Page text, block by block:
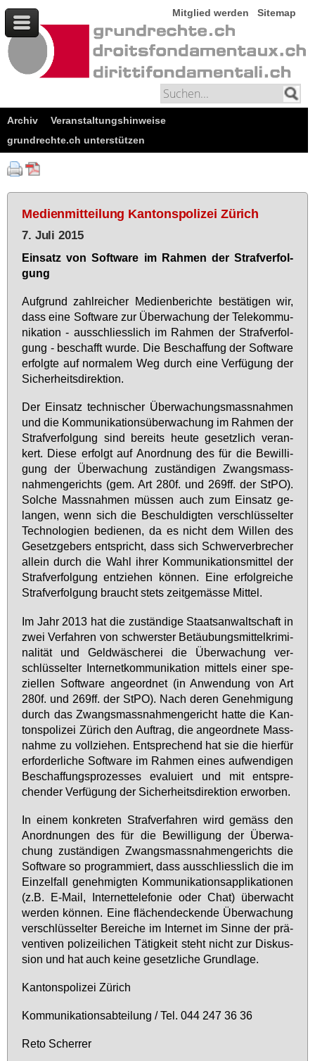
Mitglied werden Sitemap
Archiv
Veranstaltungshinweise
grundrechte.ch unterstützen
Medienmitteilung Kantonspolizei Zürich
7. Juli 2015
Ein­satz von Soft­ware im Rah­men der Straf­ver­fol­
gung
Auf­grund zahl­rei­cher Me­di­en­be­rich­te be­stä­ti­gen wir,
dass ei­ne Soft­ware zur Über­wa­chung der Te­le­kom­mu­
ni­ka­ti­on - aus­schliess­lich im Rah­men der Straf­ver­fol­
gung - be­schafft wur­de. Die Be­schaf­fung der Soft­ware
er­folg­te auf nor­ma­lem Weg durch ei­ne Ver­fü­gung der
Si­cher­heits­di­rek­ti­on.
Der Ein­satz tech­ni­scher Über­wa­chungs­mass­nah­men
und die Kom­mu­ni­ka­ti­ons­über­wa­chung im Rah­men der
Straf­ver­fol­gung sind be­reits heu­te ge­setz­lich ver­an­
kert. Die­se er­folgt auf An­ord­nung des für die Be­wil­li­
gung der Über­wa­chung zu­stän­di­gen Zwangs­mass­
nah­men­ge­richts (gem. Art 280f. und 269ff. der StPO).
Sol­che Mass­nah­men müs­sen auch zum Ein­satz ge­
lan­gen, wenn sich die Be­schul­dig­ten ver­schlüs­sel­ter
Tech­no­lo­gi­en be­die­nen, da es nicht dem Wil­len des
Ge­setz­ge­bers ent­spricht, dass sich Schwer­ver­bre­cher
al­lein durch die Wahl ih­rer Kom­mu­ni­ka­ti­ons­mit­tel der
Straf­ver­fol­gung ent­zie­hen kön­nen. Ei­ne er­folg­rei­che
Straf­ver­fol­gung braucht stets zeit­ge­mäs­se Mit­tel.
Im Jahr 2013 hat die zu­stän­di­ge Staats­an­walt­schaft in
zwei Ver­fah­ren von schwers­ter Be­täu­bungs­mit­tel­kri­mi­
na­li­tät und Geld­wä­sche­rei die Über­wa­chung ver­
schlüs­sel­ter In­ter­net­kom­mu­ni­ka­ti­on mit­tels ei­ner spe­
zi­el­len Soft­ware an­ge­ord­net (in An­wen­dung von Art
280f. und 269ff. der StPO). Nach de­ren Ge­neh­mi­gung
durch das Zwangs­mass­nah­men­ge­richt hat­te die Kan­
tons­po­li­zei Zü­rich den Auf­trag, die an­ge­ord­ne­te Mass­
nah­me zu voll­zie­hen. Ent­spre­chend hat sie die hier­für
er­for­der­li­che Soft­ware im Rah­men ei­nes auf­wen­di­gen
Be­schaf­fungs­pro­zes­ses eva­lu­iert und mit ent­spre­
chen­der Ver­fü­gung der Si­cher­heits­di­rek­ti­on er­wor­ben.
In ei­nem kon­kre­ten Straf­ver­fah­ren wird ge­mäss den
An­ord­nun­gen des für die Be­wil­li­gung der Über­wa­
chung zu­stän­di­gen Zwangs­mass­nah­men­ge­richts die
Soft­ware so pro­gram­miert, dass aus­schliess­lich die im
Ein­zel­fall ge­neh­mig­ten Kom­mu­ni­ka­ti­ons­ap­pli­ka­tio­nen
(z.B. E-Mail, In­ter­net­te­le­fo­nie oder Chat) über­wacht
wer­den kön­nen. Ei­ne flä­chen­de­cken­de Über­wa­chung
ver­schlüs­sel­ter Be­rei­che im In­ter­net im Sin­ne der prä­
ven­ti­ven po­li­zei­li­chen Tä­tig­keit steht nicht zur Dis­kus­
si­on und hat auch kei­ne ge­setz­li­che Grund­la­ge.
Kan­tons­po­li­zei Zü­rich
Kom­mu­ni­ka­ti­ons­ab­tei­lung / Tel. 044 247 36 36
Re­to Scher­rer